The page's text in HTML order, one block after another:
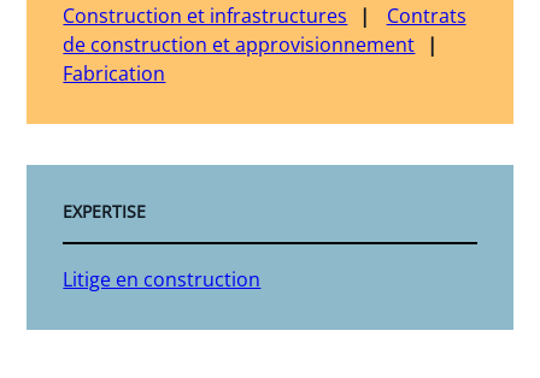
Construction et infrastructures
Contrats
de construction et approvisionnement
Fabrication
EXPERTISE
Litige en construction